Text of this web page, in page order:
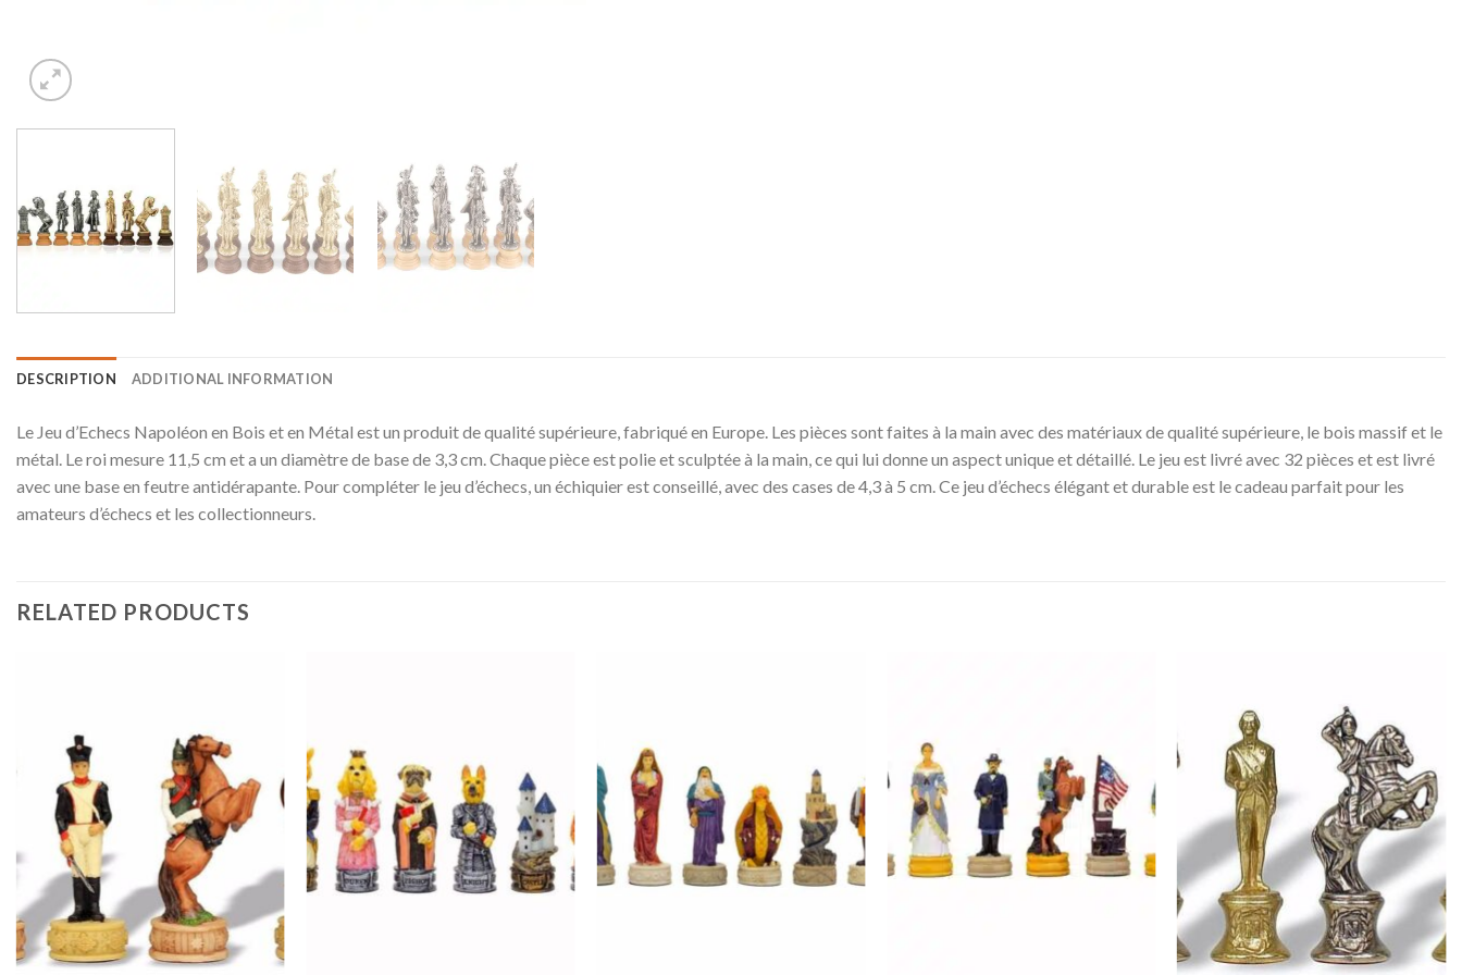
DESCRIPTION ADDITIONAL INFORMATION
Le Jeu d’Echecs Napoléon en Bois et en Métal est un produit de qualité supérieure, fabriqué en Europe. Les pièces sont faites à la main avec des matériaux de qualité supérieure, le bois massif et le
métal. Le roi mesure 11,5 cm et a un diamètre de base de 3,3 cm. Chaque pièce est polie et sculptée à la main, ce qui lui donne un aspect unique et détaillé. Le jeu est livré avec 32 pièces et est livré
avec une base en feutre antidérapante. Pour compléter le jeu d’échecs, un échiquier est conseillé, avec des cases de 4,3 à 5 cm. Ce jeu d’échecs élégant et durable est le cadeau parfait pour les
amateurs d’échecs et les collectionneurs.
RELATED PRODUCTS